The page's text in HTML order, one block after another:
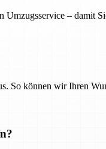
– damit
So können wir Ihren